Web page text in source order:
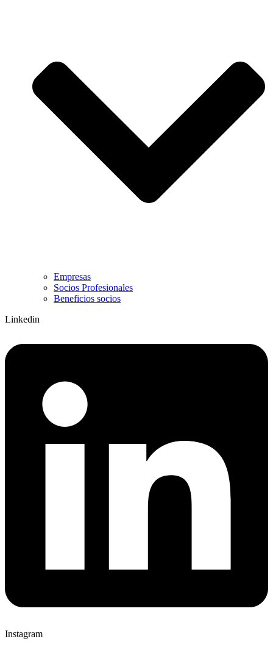
Empresas
Socios Profesionales
Beneficios socios
Linkedin
Instagram